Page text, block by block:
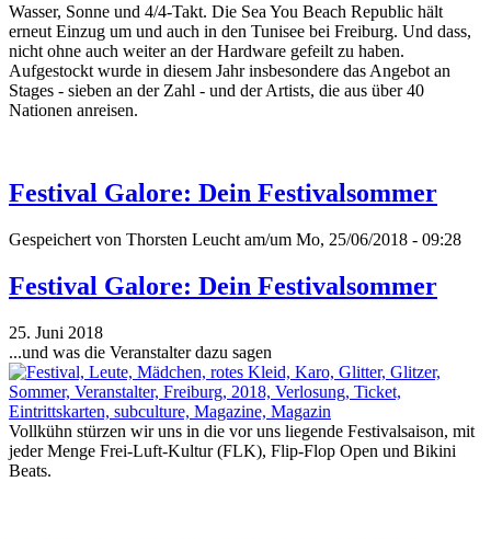
Wasser, Sonne und 4/4-Takt. Die Sea You Beach Republic hält
erneut Einzug um und auch in den Tunisee bei Freiburg. Und dass,
nicht ohne auch weiter an der Hardware gefeilt zu haben.
Aufgestockt wurde in diesem Jahr insbesondere das Angebot an
Stages - sieben an der Zahl - und der Artists, die aus über 40
Nationen anreisen.
Festival Galore: Dein Festivalsommer
Gespeichert von Thorsten Leucht am/um Mo, 25/06/2018 - 09:28
Festival Galore: Dein Festivalsommer
25. Juni 2018
...und was die Veranstalter dazu sagen
Vollkühn stürzen wir uns in die vor uns liegende Festivalsaison, mit
jeder Menge Frei-Luft-Kultur (FLK), Flip-Flop Open und Bikini
Beats.